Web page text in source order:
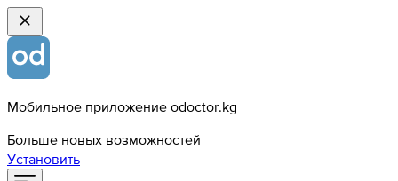
Мобильное приложение odoctor.kg
Больше новых возможностей
Установить